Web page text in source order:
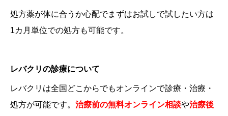
処方薬が体に合うか心配でまずはお試しで試したい方は
1カ月単位での処方も可能です。
レバクリの診療について
レバクリは全国どこからでもオンラインで診療・治療・
処方が可能です。 治療前の無料オンライン相談や治療後